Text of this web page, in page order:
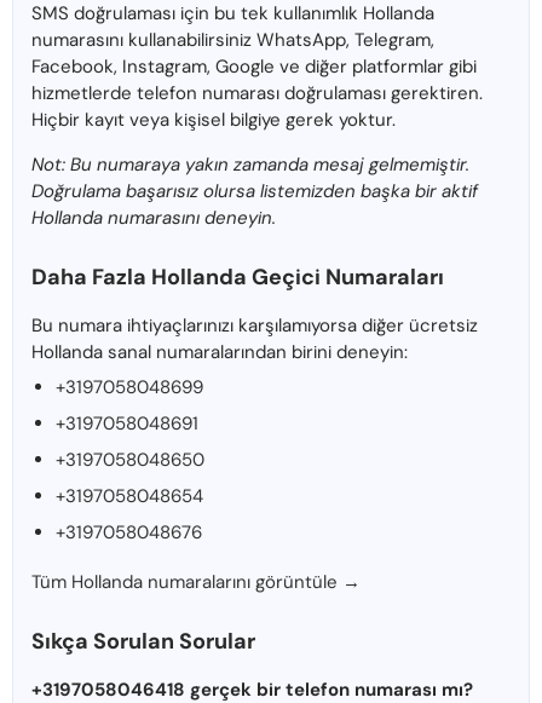
SMS doğrulaması için bu tek kullanımlık Hollanda
numarasını kullanabilirsiniz WhatsApp, Telegram,
Facebook, Instagram, Google ve diğer platformlar gibi
hizmetlerde telefon numarası doğrulaması gerektiren.
Hiçbir kayıt veya kişisel bilgiye gerek yoktur.
Not: Bu numaraya yakın zamanda mesaj gelmemiştir.
Doğrulama başarısız olursa listemizden başka bir aktif
Hollanda numarasını deneyin.
Daha Fazla Hollanda Geçici Numaraları
Bu numara ihtiyaçlarınızı karşılamıyorsa diğer ücretsiz
Hollanda sanal numaralarından birini deneyin:
+3197058048699
+3197058048691
+3197058048650
+3197058048654
+3197058048676
Tüm Hollanda numaralarını görüntüle →
Sıkça Sorulan Sorular
+3197058046418 gerçek bir telefon numarası mı?